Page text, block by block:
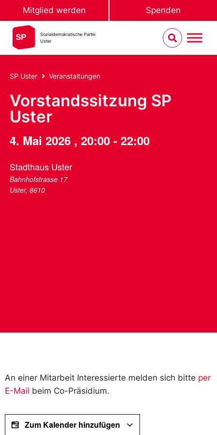
Mitglied werden Spenden
Sozialdemokratische Partei
Uster
SP Uster Veranstaltungen
Vorstandssitzung SP
Uster
4. Mai 2026 , 20:00 - 22:00
Stadthaus Uster
Bahnhofstrasse 17
Uster, 8610
An einer Mitarbeit Interessierte melden sich bitte per
E-Mail beim Co-Präsidium.
Zum Kalender hinzufügen